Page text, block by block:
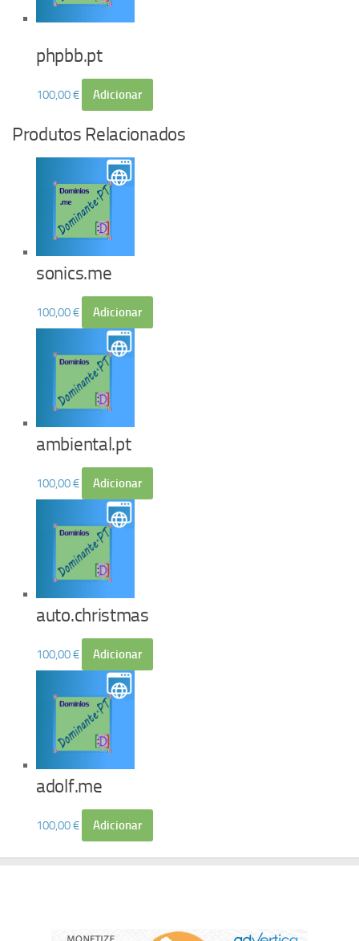
phpbb.pt
100,00€ Adicionar
Produtos Relacionados
sonics.me
100,00€ Adicionar
ambiental.pt
100,00€ Adicionar
auto.christmas
100,00€ Adicionar
adolf.me
100,00€ Adicionar